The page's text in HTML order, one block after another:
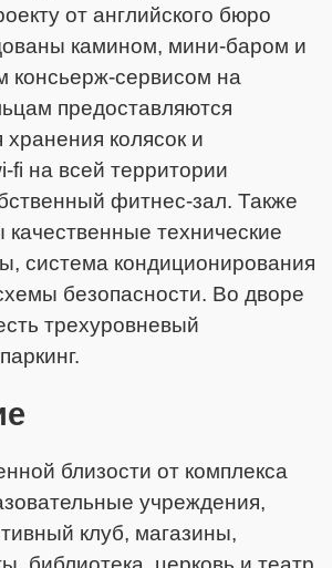
от английского бюро
камином, мини-баром и
консьерж-сервисом на
предоставляются
колясок и
fi на всей территории
фитнес-зал. Также
технические
система кондиционирования
безопасности. Во дворе
трехуровневый
близости от комплекса
учреждения,
клуб, магазины,